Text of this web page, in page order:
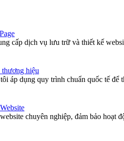
cấp dịch vụ lưu trữ và thiết kế
hiệu
áp dụng quy trình chuẩn quốc tế để
chuyên nghiệp, đảm bảo hoạt